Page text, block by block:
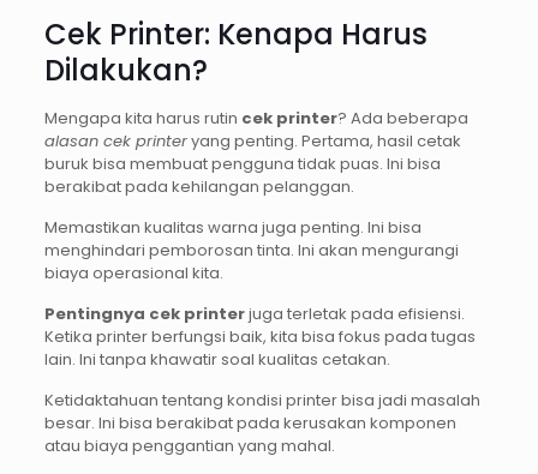
Cek Printer: Kenapa Harus
Dilakukan?
Mengapa kita harus rutin cek printer? Ada beberapa
alasan cek printeryang penting. Pertama, hasil cetak
buruk bisa membuat pengguna tidak puas. Ini bisa
berakibat pada kehilangan pelanggan.
Memastikan kualitas warna juga penting. Ini bisa
menghindari pemborosan tinta. Ini akan mengurangi
biaya operasional kita.
Pentingnya cek printerjuga terletak pada efisiensi.
Ketika printer berfungsi baik, kita bisa fokus pada tugas
lain. Ini tanpa khawatir soal kualitas cetakan.
Ketidaktahuan tentang kondisi printer bisa jadi masalah
besar. Ini bisa berakibat pada kerusakan komponen
atau biaya penggantian yang mahal.